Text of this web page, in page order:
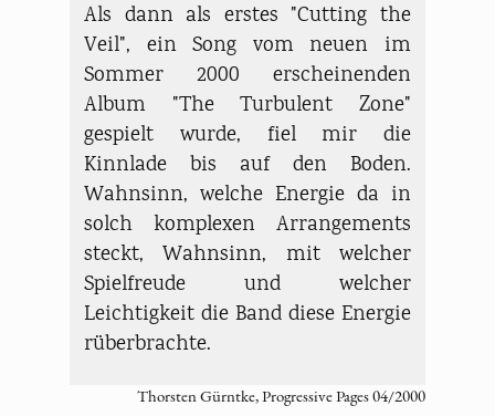
Als dann als erstes "Cutting the
Veil", ein Song vom neuen im
Sommer 2000 erscheinenden
Album "The Turbulent Zone"
gespielt wurde, fiel mir die
Kinnlade bis auf den Boden.
Wahnsinn, welche Energie da in
solch komplexen Arrangements
steckt, Wahnsinn, mit welcher
Spielfreude und welcher
Leichtigkeit die Band diese Energie
rüberbrachte.
Thorsten Gürntke, Progressive Pages 04/2000